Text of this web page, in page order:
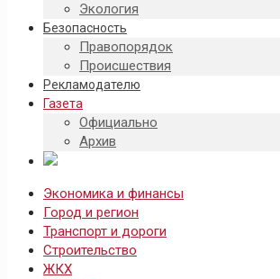
Экология
Безопасность
Правопорядок
Происшествия
Рекламодателю
Газета
Официально
Архив
Экономика и финансы
Город и регион
Транспорт и дороги
Строительство
ЖКХ